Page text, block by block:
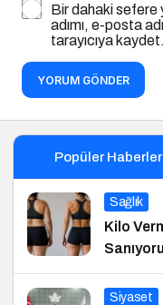
Bir dahaki sefere
adımı, e-posta
tarayıcıya kaydet.
YORUM GÖNDER
Popüler Haberler
Sağlık
Kilo
Siyaset